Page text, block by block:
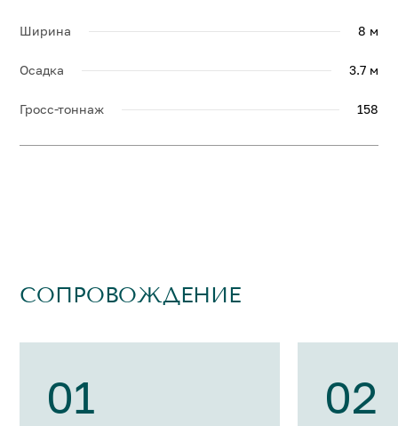
Ширина 8 м
Осадка 3.7 м
Гросс-тоннаж 158
СОПРОВОЖДЕНИЕ
01 02